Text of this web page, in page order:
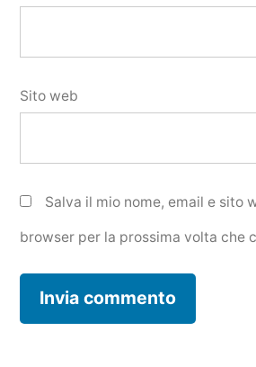
Sito web
Salva il mio nome, email e sito
browser per la prossima volta che